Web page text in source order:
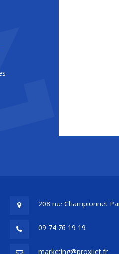
208 rue Championnet
09 74 76 19 19
marketing@proxijet.fr